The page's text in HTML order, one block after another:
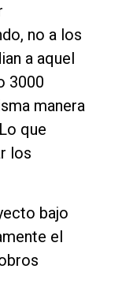
no a los
a aquel
3000
manera
que
los
bajo
el